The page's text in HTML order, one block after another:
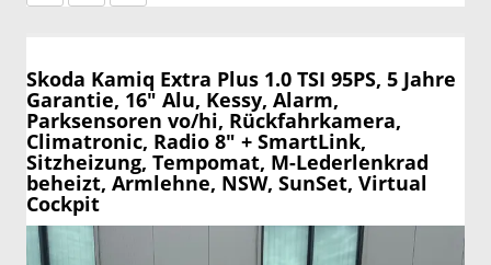
Skoda Kamiq Extra Plus 1.0 TSI 95PS, 5 Jahre
Garantie, 16" Alu, Kessy, Alarm,
Parksensoren vo/hi, Rückfahrkamera,
Climatronic, Radio 8" + SmartLink,
Sitzheizung, Tempomat, M-Lederlenkrad
beheizt, Armlehne, NSW, SunSet, Virtual
Cockpit